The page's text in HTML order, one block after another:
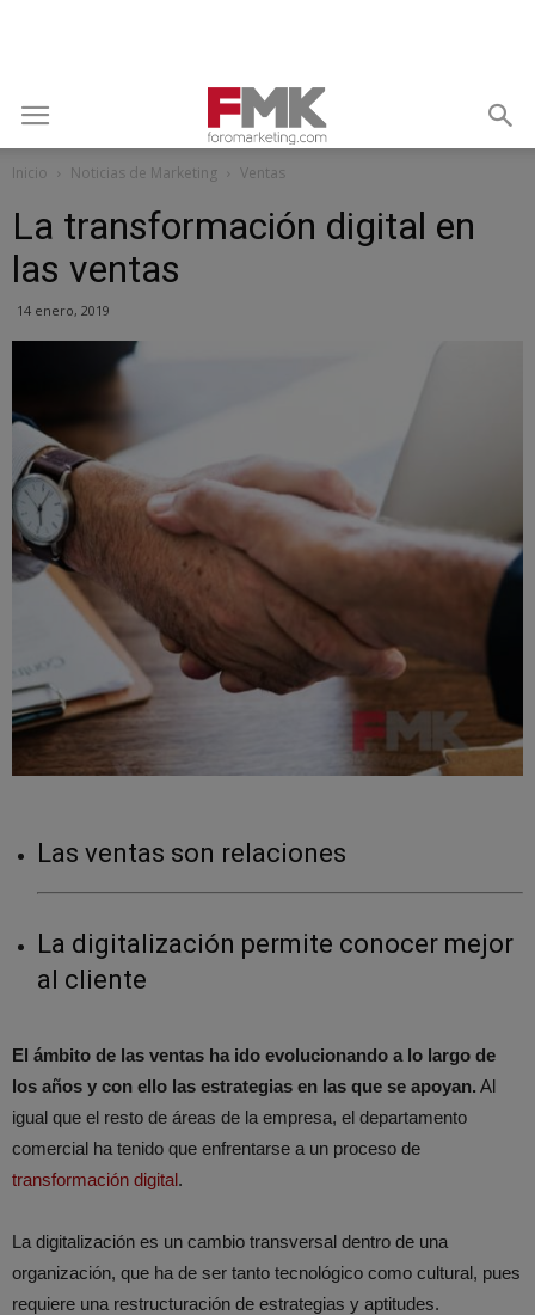
Inicio Noticias de Marketing Ventas
La transformación digital en
las ventas
14 enero, 2019
Las ventas son relaciones
La digitalización permite conocer mejor
al cliente
El ámbito de las ventas ha ido evolucionando a lo largo de
los años y con ello las estrategias en las que se apoyan. Al
igual que el resto de áreas de la empresa, el departamento
comercial ha tenido que enfrentarse a un proceso de
transformación digital.
La digitalización es un cambio transversal dentro de una
organización, que ha de ser tanto tecnológico como cultural, pues
requiere una restructuración de estrategias y aptitudes.